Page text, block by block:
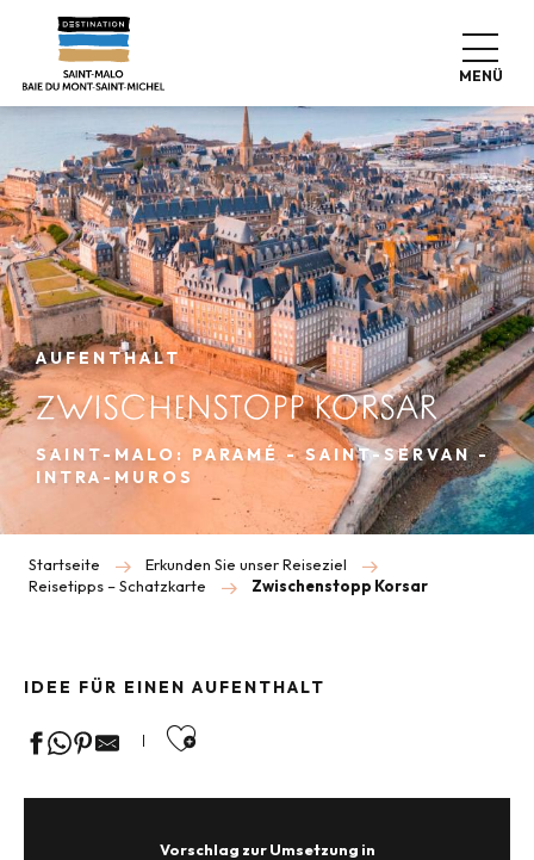
contenu
principal
MENÜ
AUFENTHALT
ZWISCHENSTOPP KORSAR
SAINT-MALO: PARAMÉ - SAINT-SERVAN -
INTRA-MUROS
Startseite
Erkunden Sie unser Reiseziel
Reisetipps – Schatzkarte
Zwischenstopp Korsar
IDEE FÜR EINEN AUFENTHALT
Ajouter aux favoris
Vorschlag zur Umsetzung in